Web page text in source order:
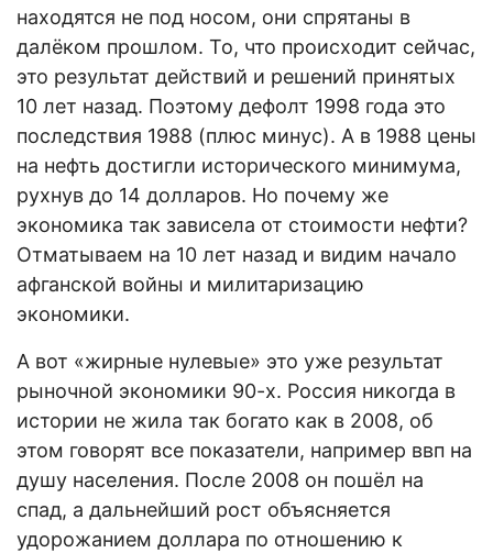
находятся не под носом, они спрятаны в
далёком прошлом. То, что происходит сейчас,
это результат действий и решений принятых
10 лет назад. Поэтому дефолт 1998 года это
последствия 1988 (плюс минус). А в 1988 цены
на нефть достигли исторического минимума,
рухнув до 14 долларов. Но почему же
экономика так зависела от стоимости нефти?
Отматываем на 10 лет назад и видим начало
афганской войны и милитаризацию
экономики.
А вот «жирные нулевые» это уже результат
рыночной экономики 90-х. Россия никогда в
истории не жила так богато как в 2008, об
этом говорят все показатели, например ввп на
душу населения. После 2008 он пошёл на
спад, а дальнейший рост объясняется
удорожанием доллара по отношению к